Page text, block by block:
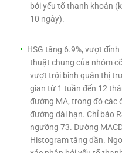
bởi yếu tố thanh khoản
10 ngày).
HSG tăng 6.9%, vượt
thuật chung của nhóm
vượt trội bình quân thị
gian từ 1 tuần đến 12
đường MA, trong đó các
đường dài hạn. Chỉ báo
ngưỡng 73. Đường
Histogram tăng dần.